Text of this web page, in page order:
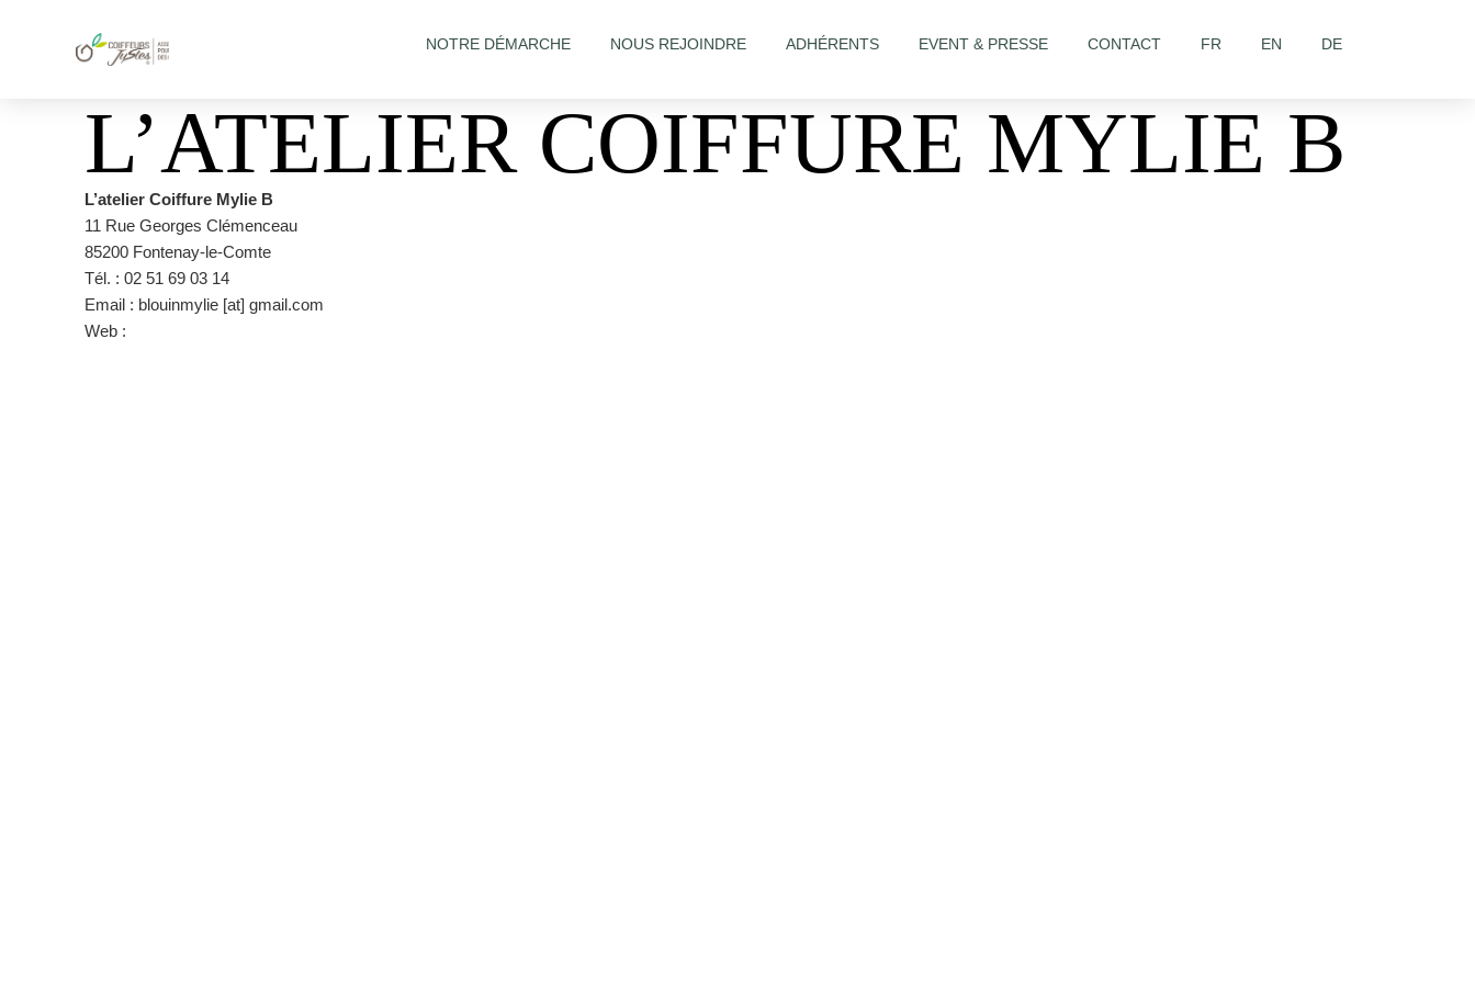
NOTRE DÉMARCHE NOUS REJOINDRE ADHÉRENTS EVENT & PRESSE CONTACT FR EN DE
L’ATELIER COIFFURE MYLIE B
L’atelier Coiffure Mylie B
11 Rue Georges Clémenceau
85200 Fontenay-le-Comte
Tél. : 02 51 69 03 14
Email : blouinmylie [at] gmail.com
Web :